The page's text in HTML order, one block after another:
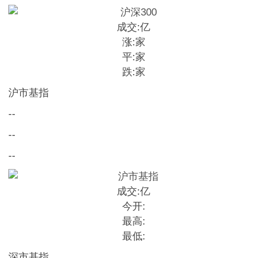
成交:亿
涨:家
平:家
跌:家
沪市基指
--
--
--
成交:亿
今开:
最高:
最低: